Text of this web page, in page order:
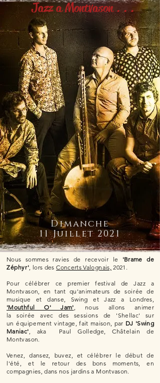
Jazz a Montvason . . .
Dimanche
11 Juillet 2021
Nous sommes ravies de recevoir le 'Brame de
Zéphyr', lors desConcerts Valognais, 2021.
Pourcélébrer ce premier festival de Jazz a
Montvason, en tant qu'animateurs desoirée de
musique et danse, Swing et Jazz a Londres,
'Mouthful O' Jam', nous allons animer
lasoirée avec des sessions de 'Shellac' sur
un équipement vintage, fait maison, par DJ 'Swing
Maniac', aka Paul Golledge,Châtelain
de
Montvason.
Venez, dansez, buvez, et célébrer ledébut de
l'été,
et le retour des bons moments, en
compagnies, dans nos jardins a Montvason.